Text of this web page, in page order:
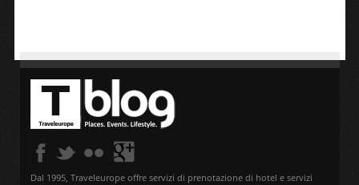
Dal 1995, Traveleurope offre servizi di prenotazione di hotel e servizi